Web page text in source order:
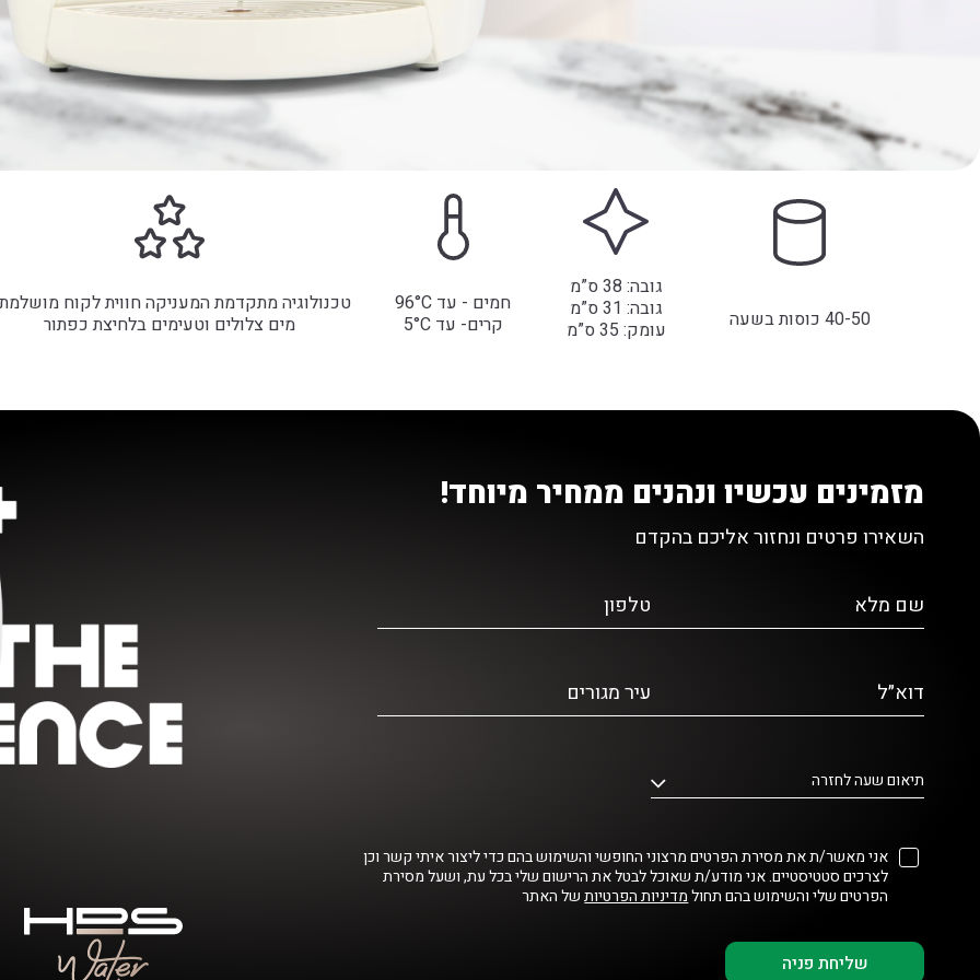
40-50 כוסות בשעה
גובה: 38 ס”מ
גובה: 31 ס”מ
עומק: 35 ס”מ
חמים - עד 96°C
קרים- עד 5°C
טכנולוגיה מתקדמת המעניקה חווית לקוח
מים צלולים וטעימים בלחיצת כפתור
מזמינים עכשיו ונהנים ממחיר מיוחד!
השאירו פרטים ונחזור אליכם בהקדם
שם מלא טלפון
דוא״ל עיר מגורים
תיאום שעה לחזרה
אני מאשר/ת את מסירת הפרטים מרצוני החופשי והשימוש בהם כדי ליצור איתי קשר וכן
לצרכים סטטיסטיים. אני מודע/ת שאוכל לבטל את הרישום שלי בכל עת, ושעל מסירת
הפרטים שלי והשימוש בהם תחולמדיניות הפרטיותשל האתר